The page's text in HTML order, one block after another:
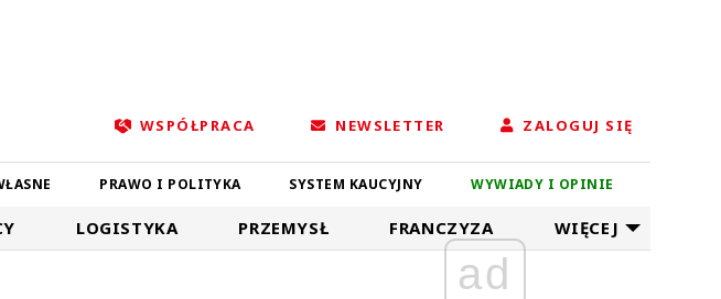
WSPÓŁPRACA NEWSLETTER ZALOGUJ SIĘ
PRAWO I POLITYKA SYSTEM KAUCYJNY WYWIADY I OPINIE
LOGISTYKA PRZEMYSŁ FRANCZYZA WIĘCEJ
ad